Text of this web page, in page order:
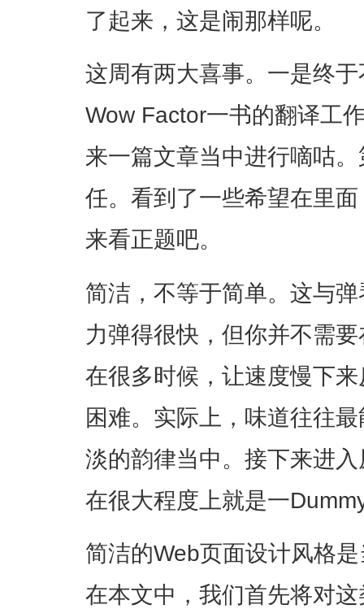
了起来，这是闹那样呢。
这周有两大喜事。一是终
Wow Factor一书的翻译工
来一篇文章当中进行嘀咕
任。看到了一些希望在里
来看正题吧。
简洁，不等于简单。这与
力弹得很快，但你并不需
在很多时候，让速度慢下
困难。实际上，味道往往
淡的韵律当中。接下来进
在很大程度上就是一
简洁的Web页面设计风格
在本文中，我们首先将对